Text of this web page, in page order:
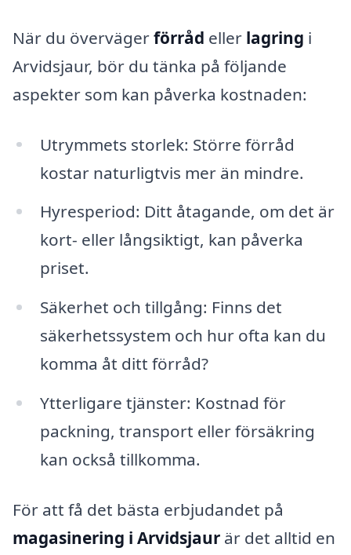
När du övervägerförråd eller lagring i
Arvidsjaur, bör du tänka på följande
aspekter som kan påverka kostnaden:
Utrymmets storlek: Större förråd
kostar naturligtvis mer än mindre.
Hyresperiod: Ditt åtagande, om det är
kort- eller långsiktigt, kan påverka
priset.
Säkerhet och tillgång: Finns det
säkerhetssystem och hur ofta kan du
komma åt ditt förråd?
Ytterligare tjänster: Kostnad för
packning, transport eller försäkring
kan också tillkomma.
För att få det bästa erbjudandet på
magasinering i Arvidsjaur är det alltid en